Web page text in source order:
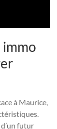
immo
à Maurice,
futur